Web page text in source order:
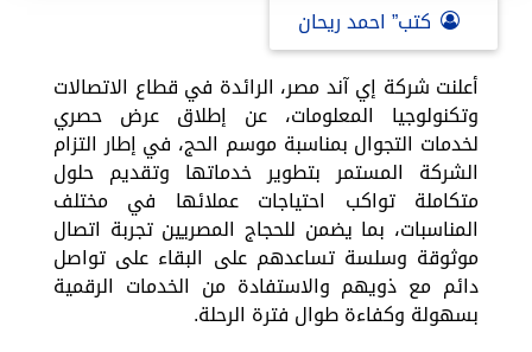
كتب” احمد ريحان
أعلنت شركة إي آند مصر، الرائدة في قطاع الاتصالات
وتكنولوجيا المعلومات، عن إطلاق عرض حصري
لخدمات التجوال بمناسبة موسم الحج، في إطار التزام
الشركة المستمر بتطوير خدماتها وتقديم حلول
متكاملة تواكب احتياجات عملائها في مختلف
المناسبات، بما يضمن للحجاج المصريين تجربة اتصال
موثوقة وسلسة تساعدهم على البقاء على تواصل
دائم مع ذويهم والاستفادة من الخدمات الرقمية
بسهولة وكفاءة طوال فترة الرحلة.